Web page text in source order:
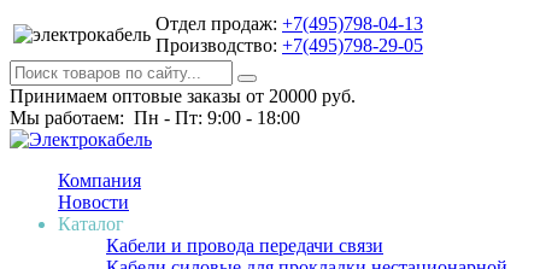
Отдел продаж: +7(495)798-04-13
Производство: +7(495)798-29-05
Принимаем оптовые заказы от 20000 руб.
Мы работаем: Пн - Пт: 9:00 - 18:00
Компания
Новости
Каталог
Кабели и провода передачи связи